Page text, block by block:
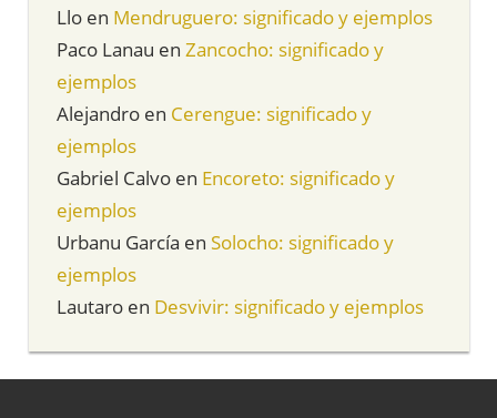
Llo en Mendruguero: significado y ejemplos
Paco Lanau en Zancocho: significado y
ejemplos
Alejandro en Cerengue: significado y
ejemplos
Gabriel Calvo en Encoreto: significado y
ejemplos
Urbanu García en Solocho: significado y
ejemplos
Lautaro en Desvivir: significado y ejemplos